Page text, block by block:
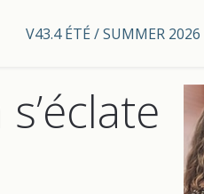
V43.4 ÉTÉ / SUMMER 2026